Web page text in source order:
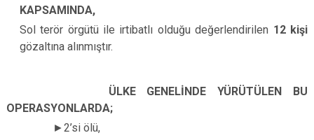
KAPSAMINDA,
Sol terör örgütü ile irtibatlı olduğu değerlendirilen 12 kişi
gözaltına alınmıştır.
ÜLKE GENELİNDE YÜRÜTÜLEN BU
OPERASYONLARDA;
►2’si ölü,